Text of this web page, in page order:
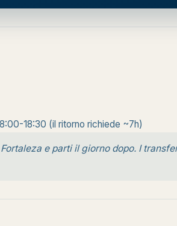
18:30 (il ritorno richiede ~7h)
e parti il giorno dopo. I